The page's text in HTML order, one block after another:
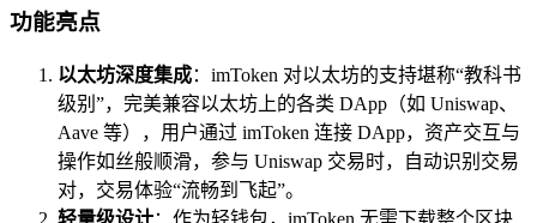
功能亮点
以太坊深度集成：imToken 对以太坊的支持堪称“教科书
级别”，完美兼容以太坊上的各类 DApp（如 Uniswap、
Aave 等），用户通过 imToken 连接 DApp，资产交互与
操作如丝般顺滑，参与 Uniswap 交易时，自动识别交易
对，交易体验“流畅到飞起”。
轻量级设计：作为轻钱包，imToken 无需下载整个区块